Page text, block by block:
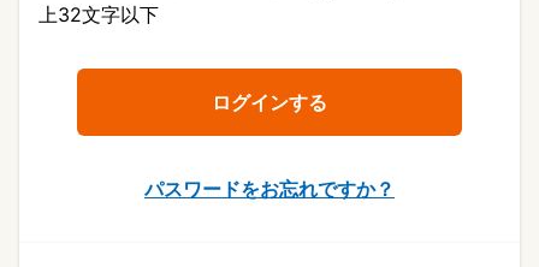
上32文字以下
パスワードをお忘れですか？